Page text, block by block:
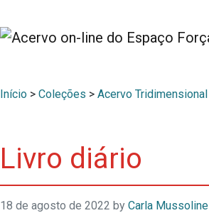
Início > Coleções > Acervo Tridimensional
Livro diário
18 de agosto de 2022 by Carla Mussoline